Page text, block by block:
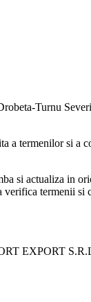
Turnu
a termenilor si a
si actualiza in
termenii si
EXPORT